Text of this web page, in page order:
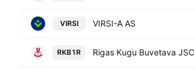
VIRSI VIRSI-A AS
RKB1R Rigas Kugu Buvetava JSC